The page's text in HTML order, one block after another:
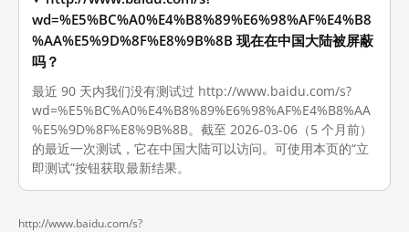
wd=%E5%BC%A0%E4%B8%89%E6%98%AF%E4%B8
%AA%E5%9D%8F%E8%9B%8B 现在在中国大陆被屏蔽
吗？
最近 90 天内我们没有测试过 http://www.baidu.com/s?
wd=%E5%BC%A0%E4%B8%89%E6%98%AF%E4%B8%AA
%E5%9D%8F%E8%9B%8B。截至 2026-03-06（5 个月前）
的最近一次测试，它在中国大陆可以访问。可使用本页的“立
即测试”按钮获取最新结果。
http://www.baidu.com/s?